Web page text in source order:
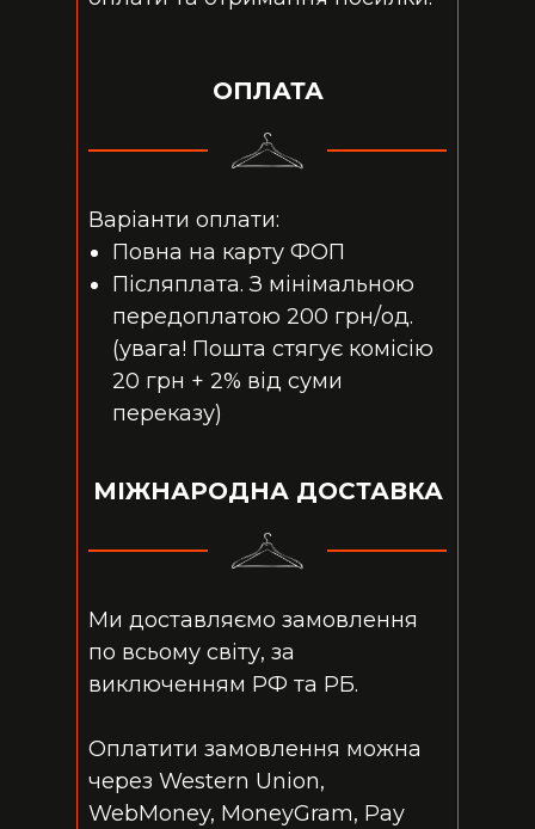
Варіанти оплати:
Повна на карту ФОП
Післяплата. З мінімальною
передоплатою 200 грн/од.
(увага! Пошта стягує комісію
20 грн + 2% від суми
переказу)
ОПЛАТА
МІЖНАРОДНА ДОСТАВКА
Ми доставляємо замовлення
по всьому світу, за
виключенням РФ та РБ.
Оплатити замовлення можна
через Western Union,
WebMoney, MoneyGram, Pay